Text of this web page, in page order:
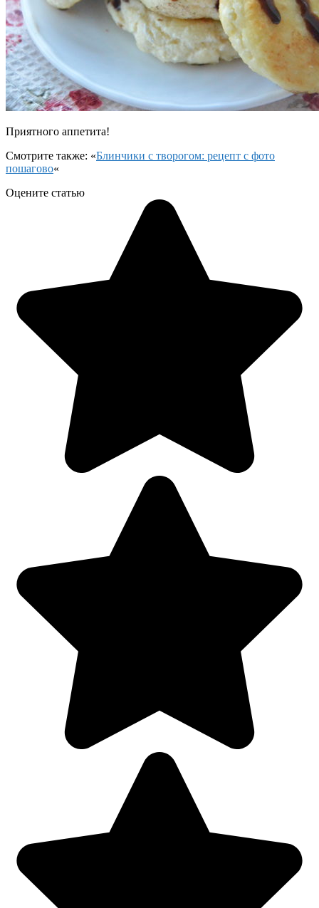
Приятного аппетита!
Смотрите также: «Блинчики с творогом: рецепт с фото
пошагово«
Оцените статью